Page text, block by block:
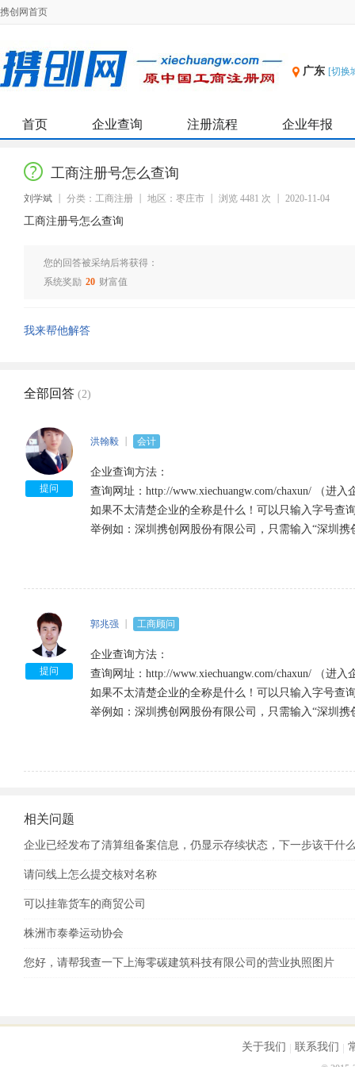
携创网首页
广东 [切换
首页 企业查询 注册流程 企业年报
工商注册号怎么查询
刘学斌 分类：工商注册 地区：枣庄市 浏览 4481 次 2020-11-04
工商注册号怎么查询
您的回答被采纳后将获得：
系统奖励 20 财富值
我来帮他解答
全部回答 (2)
提问
洪翰毅 会计
企业查询方法：
查询网址：http://www.xiechuangw.com/chaxun/ （进入
如果不太清楚企业的全称是什么！可以只输入字号查
举例如：深圳携创网股份有限公司，只需输入“深圳携
提问
郭兆强 工商顾问
企业查询方法：
查询网址：http://www.xiechuangw.com/chaxun/ （进入
如果不太清楚企业的全称是什么！可以只输入字号查
举例如：深圳携创网股份有限公司，只需输入“深圳携
相关问题
企业已经发布了清算组备案信息，仍显示存续状态，下一步该干什
请问线上怎么提交核对名称
可以挂靠货车的商贸公司
株洲市泰拳运动协会
您好，请帮我查一下上海零碳建筑科技有限公司的营业执照图片
关于我们 联系我们